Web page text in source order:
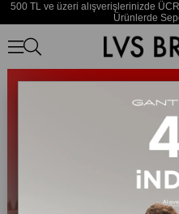
500 TL ve üzeri alışverişlerinizde
Ürünlerde